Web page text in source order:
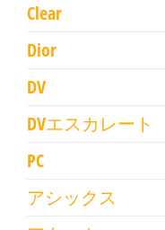
Clear
Dior
DV
DVエスカレート
PC
アシックス